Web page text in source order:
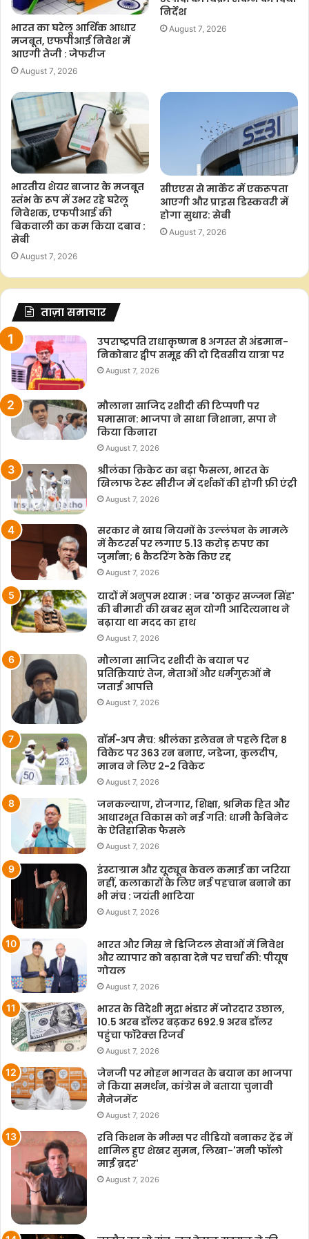
भारत का घरेलू आर्थिक आधार
मजबूत, एफपीआई निवेश में
आएगी तेजी : जेफरीज
August 7, 2026
निर्देश
August 7, 2026
भारतीय शेयर बाजार के मजबूत
स्तंभ के रूप में उभर रहे घरेलू
निवेशक, एफपीआई की
बिकवाली का कम किया दबाव :
सेबी
August 7, 2026
सीएएस से मार्केट में एकरूपता
आएगी और प्राइस डिस्कवरी में
होगा सुधार: सेबी
August 7, 2026
ताज़ा समाचार
उपराष्ट्रपति राधाकृष्णन 8 अगस्त से अंडमान-
निकोबार द्वीप समूह की दो दिवसीय यात्रा पर
August 7, 2026
मौलाना साजिद रशीदी की टिप्पणी पर
घमासान: भाजपा ने साधा निशाना, सपा ने
किया किनारा
August 7, 2026
श्रीलंका क्रिकेट का बड़ा फैसला, भारत के
खिलाफ टेस्ट सीरीज में दर्शकों की होगी फ्री एंट्री
August 7, 2026
सरकार ने खाद्य नियमों के उल्लंघन के मामले
में कैटरर्स पर लगाए 5.13 करोड़ रुपए का
जुर्माना; 6 कैटरिंग ठेके किए रद्द
August 7, 2026
यादों में अनुपम श्याम : जब 'ठाकुर सज्जन सिंह'
की बीमारी की खबर सुन योगी आदित्यनाथ ने
बढ़ाया था मदद का हाथ
August 7, 2026
मौलाना साजिद रशीदी के बयान पर
प्रतिक्रियाएं तेज, नेताओं और धर्मगुरुओं ने
जताई आपत्ति
August 7, 2026
वॉर्म-अप मैच: श्रीलंका इलेवन ने पहले दिन 8
विकेट पर 363 रन बनाए, जडेजा, कुलदीप,
मानव ने लिए 2-2 विकेट
August 7, 2026
जनकल्याण, रोजगार, शिक्षा, श्रमिक हित और
आधारभूत विकास को नई गति: धामी कैबिनेट
के ऐतिहासिक फैसले
August 7, 2026
इंस्टाग्राम और यूट्यूब केवल कमाई का जरिया
नहीं, कलाकारों के लिए नई पहचान बनाने का
भी मंच : जयंती भाटिया
August 7, 2026
भारत और मिस्र ने डिजिटल सेवाओं में निवेश
और व्यापार को बढ़ावा देने पर चर्चा की: पीयूष
गोयल
August 7, 2026
भारत के विदेशी मुद्रा भंडार में जोरदार उछाल,
10.5 अरब डॉलर बढ़कर 692.9 अरब डॉलर
पहुंचा फॉरेक्स रिजर्व
August 7, 2026
जेनजी पर मोहन भागवत के बयान का भाजपा
ने किया समर्थन, कांग्रेस ने बताया चुनावी
मैनेजमेंट
August 7, 2026
रवि किशन के मीम्स पर वीडियो बनाकर ट्रेंड में
शामिल हुए शेखर सुमन, लिखा-'मनी फॉलो
माई ब्रदर'
August 7, 2026